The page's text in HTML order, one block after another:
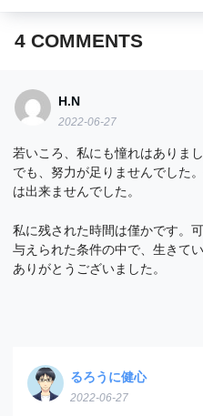
4COMMENTS
H.N
2022-06-27
若いころ、私にも憧れはありまし
でも、努力が足りませんでした
は出来ませんでした。
私に残された時間は僅かです。
与えられた条件の中で、生きて
ありがとうございました。
るろうに健心
2022-06-27